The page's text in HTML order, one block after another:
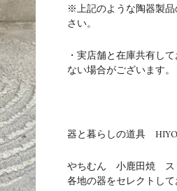
※上記のような陶器製
さい。
・実店舗と在庫共有し
ない場合がございます。
器と暮らしの道具
やちむん 小鹿田焼 ス
各地の器をセレクトして